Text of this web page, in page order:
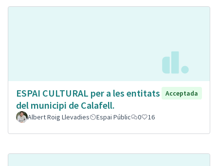
ESPAI CULTURAL per a les entitats
del municipi de Calafell.
Acceptada
Albert Roig Llevadies Espai Públic 0 16